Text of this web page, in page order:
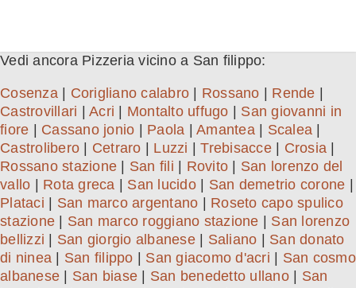
Vedi ancora Pizzeria vicino a San filippo:
Cosenza| Corigliano calabro Rossano Rende
Castrovillari
Acri Montalto uffugo
San giovanni in
fiore
Cassano jonio Paola Amantea| Scalea
Castrolibero
Cetraro Luzzi |Trebisacce| Crosia
Rossano stazione
San fili Rovito
San lorenzo del
vallo
Rota greca San lucido| San demetrio corone
Plataci
San marco argentano
Roseto capo spulico
stazione
San marco roggiano stazione
San lorenzo
bellizzi
San giorgio albanese| Saliano
San donato
di ninea
San filippo San giacomo d'acri
San cosmo
albanese
San biase San benedetto ullano| San